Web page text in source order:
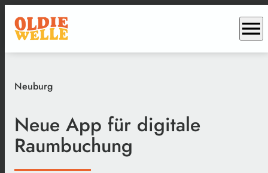
menu
Neuburg
Neue App für digitale
Raumbuchung